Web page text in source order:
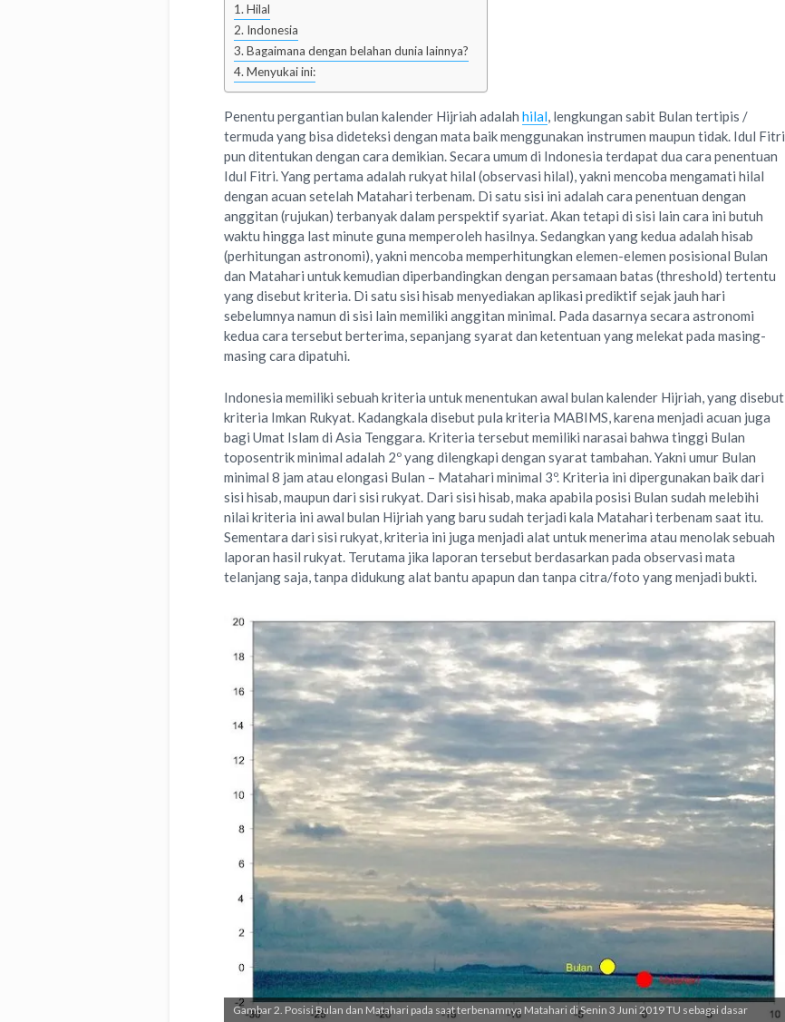
Hilal
Indonesia
Bagaimana dengan belahan dunia lainnya?
Menyukai ini:
Penentu pergantian bulan kalender Hijriah adalah hilal, lengkungan sabit Bulan tertipis /
termuda yang bisa dideteksi dengan mata baik menggunakan instrumen maupun tidak. Idul Fitri
pun ditentukan dengan cara demikian. Secara umum di Indonesia terdapat dua cara penentuan
Idul Fitri. Yang pertama adalah rukyat hilal (observasi hilal), yakni mencoba mengamati hilal
dengan acuan setelah Matahari terbenam. Di satu sisi ini adalah cara penentuan dengan
anggitan (rujukan) terbanyak dalam perspektif syariat. Akan tetapi di sisi lain cara ini butuh
waktu hingga last minute guna memperoleh hasilnya. Sedangkan yang kedua adalah hisab
(perhitungan astronomi), yakni mencoba memperhitungkan elemen-elemen posisional Bulan
dan Matahari untuk kemudian diperbandingkan dengan persamaan batas (threshold) tertentu
yang disebut kriteria. Di satu sisi hisab menyediakan aplikasi prediktif sejak jauh hari
sebelumnya namun di sisi lain memiliki anggitan minimal. Pada dasarnya secara astronomi
kedua cara tersebut berterima, sepanjang syarat dan ketentuan yang melekat pada masing-
masing cara dipatuhi.
Indonesia memiliki sebuah kriteria untuk menentukan awal bulan kalender Hijriah, yang disebut
kriteria Imkan Rukyat. Kadangkala disebut pula kriteria MABIMS, karena menjadi acuan juga
bagi Umat Islam di Asia Tenggara. Kriteria tersebut memiliki narasai bahwa tinggi Bulan
toposentrik minimal adalah 2º yang dilengkapi dengan syarat tambahan. Yakni umur Bulan
minimal 8 jam atau elongasi Bulan – Matahari minimal 3º. Kriteria ini dipergunakan baik dari
sisi hisab, maupun dari sisi rukyat. Dari sisi hisab, maka apabila posisi Bulan sudah melebihi
nilai kriteria ini awal bulan Hijriah yang baru sudah terjadi kala Matahari terbenam saat itu.
Sementara dari sisi rukyat, kriteria ini juga menjadi alat untuk menerima atau menolak sebuah
laporan hasil rukyat. Terutama jika laporan tersebut berdasarkan pada observasi mata
telanjang saja, tanpa didukung alat bantu apapun dan tanpa citra/foto yang menjadi bukti.
Gambar 2. Posisi Bulan dan Matahari pada saat terbenamnya Matahari di Senin 3 Juni 2019 TU sebagai dasar